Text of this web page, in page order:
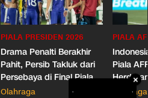
PIALA PRESIDEN 2026
Drama Penalti Berakhir
Pahit, Persib Takluk dari
Persebaya di Final Piala
Presiden 2026
Olahraga
PIALA
Piala
Wasit
Olahraga
×